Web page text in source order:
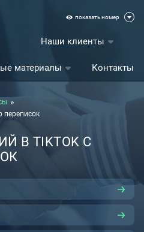
показать номер
Наши клиенты
материалы Контакты
переписок
В TIKTOK С